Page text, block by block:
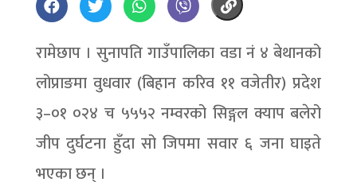
रामेछाप । सुनापति गाउँपालिका वडा नं ४ बेथानको
लोप्राङमा वुधवार (बिहान करिव ११ वजेतीर) प्रदेश
३–०१ ०२४ च ५५५२ नम्वरको सिङ्गल क्याप बलेरो
जीप दुर्घटना हुँदा सो जिपमा सवार ६ जना घाइते
भएका छन् ।